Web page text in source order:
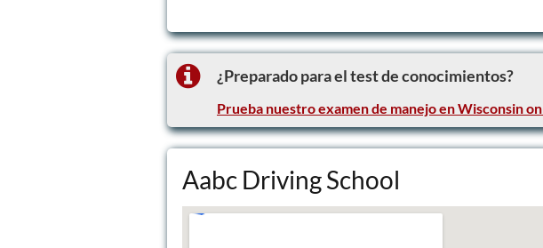
Complete Online
In Car Only
¿Preparado para el test de conocimientos?
Prueba nuestro examen de manejo en Wisconsin
Aabc Driving School